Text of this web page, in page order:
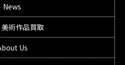
News
術作品買取
Us